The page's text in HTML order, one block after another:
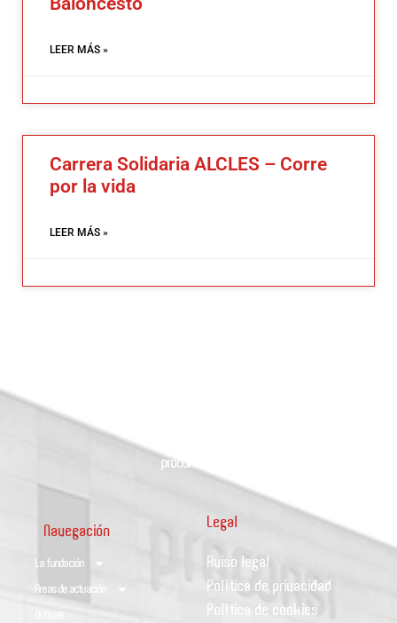
LEER MÁS »
Carrera Solidaria ALCLES – Corre
por la vida
LEER MÁS »
Navegación
La fundación
Áreas de actuación
Noticias
Legal
Aviso legal
Política de privacidad
Política de cookies